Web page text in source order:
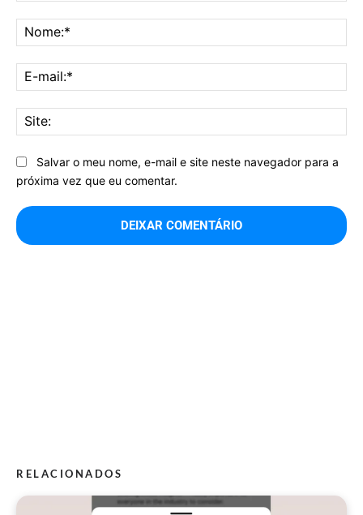
Salvar o meu nome, e-mail e site neste navegador para a
próxima vez que eu comentar.
RELACIONADOS